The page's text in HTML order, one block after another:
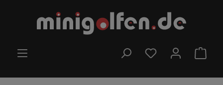
Zum Hauptinhalt springen
DU HAST 0